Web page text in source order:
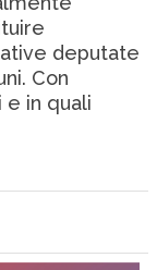
deputate
Con
e in quali